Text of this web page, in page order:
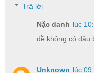
Trả lời
Nặc danh lúc
đề không có đâu
Unknown lúc